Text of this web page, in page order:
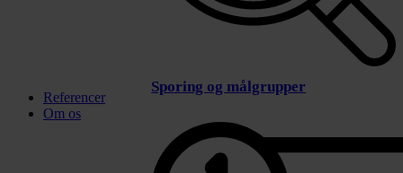
Sporing og målgrupper
Referencer
Om os